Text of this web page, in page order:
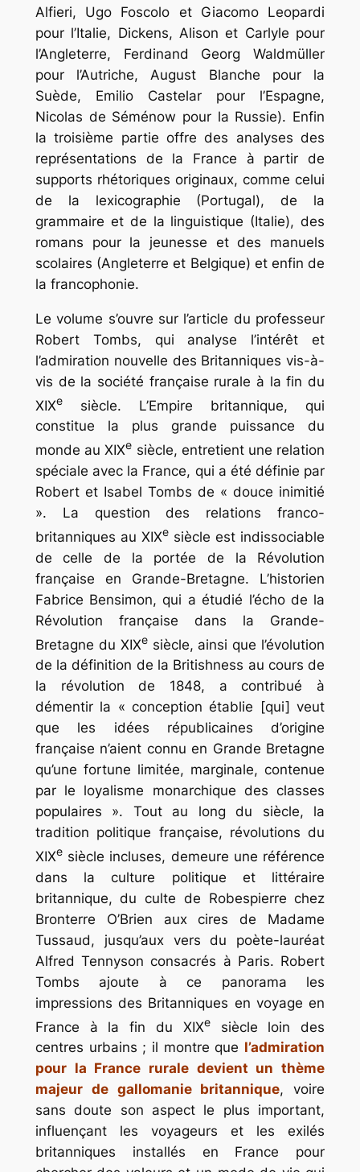
Alfieri, Ugo Foscolo et Giacomo Leopardi
pour l’Italie, Dickens, Alison et Carlyle pour
l’Angleterre, Ferdinand Georg Waldmüller
pour l’Autriche, August Blanche pour la
Suède, Emilio Castelar pour l’Espagne,
Nicolas de Séménow pour la Russie). Enfin
la troisième partie offre des analyses des
représentations de la France à partir de
supports rhétoriques originaux, comme celui
de la lexicographie (Portugal), de la
grammaire et de la linguistique (Italie), des
romans pour la jeunesse et des manuels
scolaires (Angleterre et Belgique) et enfin de
la francophonie.
Le volume s’ouvre sur l’article du professeur
Robert Tombs, qui analyse l’intérêt et
l’admiration nouvelle des Britanniques vis-à-
vis de la société française rurale à la fin du
XIXesiècle. L’Empire britannique, qui
constitue la plus grande puissance du
monde au XIXe siècle, entretient une relation
spéciale avec la France, qui a été définie par
Robert et Isabel Tombs de « douce inimitié
». La question des relations franco-
britanniques au XIXesiècle est indissociable
de celle de la portée de la Révolution
française en Grande-Bretagne. L’historien
Fabrice Bensimon, qui a étudié l’écho de la
Révolution française dans la Grande-
Bretagne du XIXesiècle, ainsi que l’évolution
de la définition de la Britishness au cours de
la révolution de 1848, a contribué à
démentir la « conception établie [qui] veut
que les idées républicaines d’origine
française n’aient connu en Grande Bretagne
qu’une fortune limitée, marginale, contenue
par le loyalisme monarchique des classes
populaires ». Tout au long du siècle, la
tradition politique française, révolutions du
XIXesiècle incluses, demeure une référence
dans la culture politique et littéraire
britannique, du culte de Robespierre chez
Bronterre O’Brien aux cires de Madame
Tussaud, jusqu’aux vers du poète-lauréat
Alfred Tennyson consacrés à Paris. Robert
Tombs ajoute à ce panorama les
impressions des Britanniques en voyage en
France à la fin du XIXesiècle loin des
centres urbains ; il montre que l’admiration
pour la France rurale devient un thème
majeur de gallomanie britannique, voire
sans doute son aspect le plus important,
influençant les voyageurs et les exilés
britanniques installés en France pour